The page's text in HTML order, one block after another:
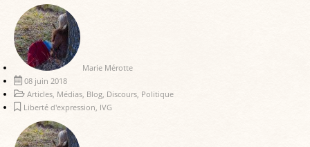
Marie Mérotte
08 juin 2018
Articles Médias Blog Discours Politique
Liberté d'expression IVG